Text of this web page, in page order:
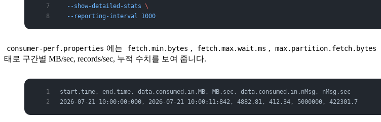
  --show-detailed-stats
\
  --reporting-interval
1000
consumer-perf.properties 에는 fetch.min.bytes , fetch.max.wait.ms , max.partition.fetch.bytes
태로 구간별 MB/sec, records/sec, 누적 수치를 보여 줍니다.
start.time, end.time, data.consumed.in.MB, MB.sec, data.consumed.in.nMsg, nMsg.sec
2026-07-21 10:00:00:000, 2026-07-21 10:00:11:842, 4882.81, 412.34, 5000000, 422301.7